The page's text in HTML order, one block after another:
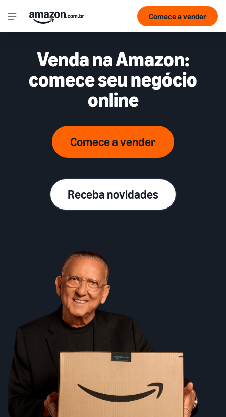
Comece a vender
Venda na Amazon:
comece seu negócio
online
Comece a vender
Receba novidades